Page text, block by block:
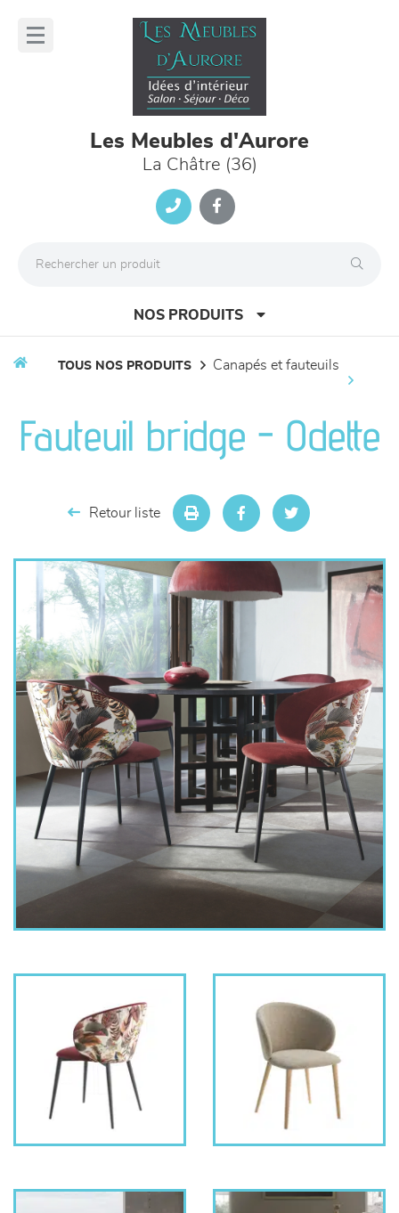
Les Meubles d'Aurore
La Châtre (36)
NOS PRODUITS
séjours
meubles de complément
décoration
TOUS NOS PRODUITS canapés et fauteuils
Fauteuil bridge - Odette
Retour liste